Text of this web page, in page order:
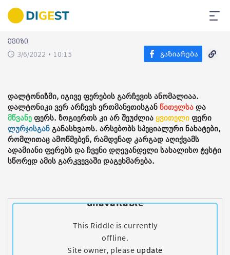
ქვიზი
3/6/2022 • 10:15
დალტონიზმი, იგივე ფერების გარჩევის ანომალიაა.
დალტონიკი ვერ არჩევს ერთმანეთისგან წითელსა და
მწვანე ფერს. ზოგიერთს კი არ შეუძლია ყვითელი ფერი
ლურჯისგან განასხვაოს. არსებობს სპეციალური ნახატები,
რომლითაც ამოწმებენ, რამდენად კარგად აღიქვამს
ადამიანი ფერებს და ჩვენი დღევანდელი სახალისო ტესტი
სწორედ ამის გარკვევაში დაგეხმარება.